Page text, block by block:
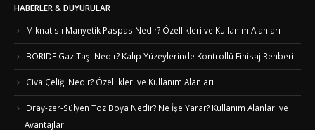
HABERLER & DUYURULAR
Mıknatıslı Manyetik Paspas Nedir? Özellikleri ve Kullanım Alanları
BORIDE Gaz Taşı Nedir? Kalıp Yüzeylerinde Kontrollü Finisaj Rehberi
Civa Çeliği Nedir? Özellikleri ve Kullanım Alanları
Dray-zer-Sülyen Toz Boya Nedir? Ne İşe Yarar? Kullanım Alanları ve
Avantajları